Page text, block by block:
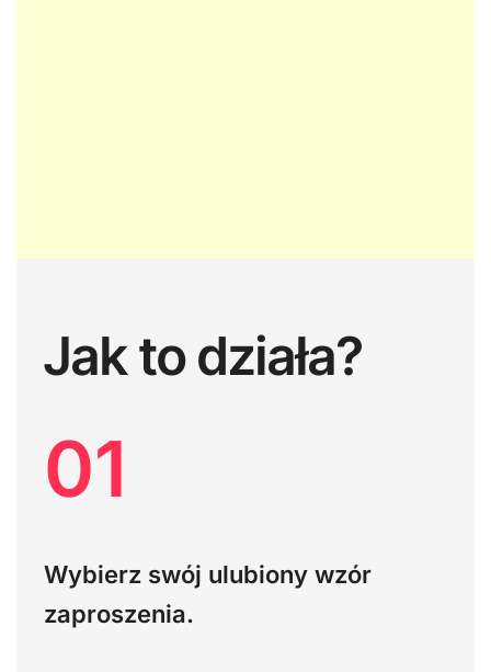
Jak to działa?
01
Wybierz swój ulubiony wzór
zaproszenia.